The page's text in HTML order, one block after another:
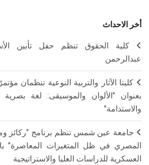
أخر الاحداث
كلية الحقوق تنظم حفل تأبين
عبدالرحمن
كليتا الآثار والتربية النوعية تنظمان
بعنوان "الألوان والموسيقى: لغة
والاستدامة"
جامعة عين شمس تنظم برنامج "ركائز
المصري في ظل المتغيرات المعاصرة"
العسكرية للدراسات العليا والاستراتيجية